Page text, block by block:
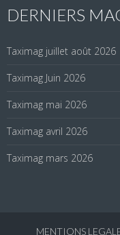
DERNIERS
Taximag juillet août 2026
Taximag Juin 2026
Taximag mai 2026
Taximag avril 2026
Taximag mars 2026
MENTIONS